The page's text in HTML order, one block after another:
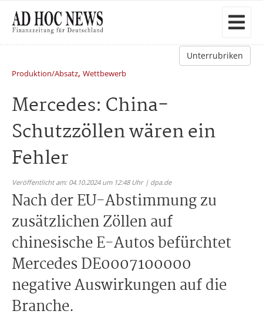
Unterrubriken
Produktion/Absatz, Wettbewerb
Mercedes: China-
Schutzzöllen wären ein
Fehler
Veröffentlicht am: 04.10.2024 um 12:48 Uhr | dpa.de
Nach der EU-Abstimmung zu
zusätzlichen Zöllen auf
chinesische E-Autos befürchtet
Mercedes DE0007100000
negative Auswirkungen auf die
Branche.